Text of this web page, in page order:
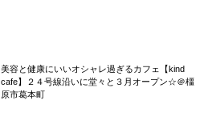
美容と健康にいいオシャレ過ぎるカフェ【kind
cafe】２４号線沿いに堂々と３月オープン☆＠橿
原市葛本町